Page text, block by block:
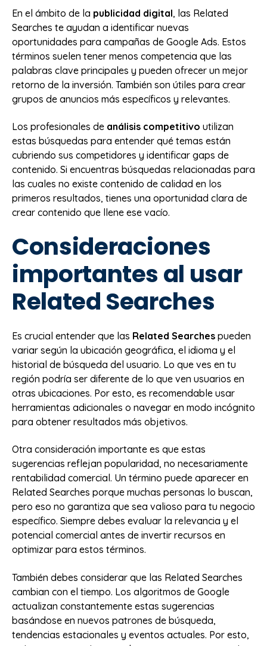
En el ámbito de la publicidad digital, las Related
Searches te ayudan a identificar nuevas
oportunidades para campañas de Google Ads. Estos
términos suelen tener menos competencia que las
palabras clave principales y pueden ofrecer un mejor
retorno de la inversión. También son útiles para crear
grupos de anuncios más específicos y relevantes.
Los profesionales de análisis competitivo utilizan
estas búsquedas para entender qué temas están
cubriendo sus competidores y identificar gaps de
contenido. Si encuentras búsquedas relacionadas para
las cuales no existe contenido de calidad en los
primeros resultados, tienes una oportunidad clara de
crear contenido que llene ese vacío.
Consideraciones
importantes al usar
Related Searches
Es crucial entender que las Related Searches pueden
variar según la ubicación geográfica, el idioma y el
historial de búsqueda del usuario. Lo que ves en tu
región podría ser diferente de lo que ven usuarios en
otras ubicaciones. Por esto, es recomendable usar
herramientas adicionales o navegar en modo incógnito
para obtener resultados más objetivos.
Otra consideración importante es que estas
sugerencias reflejan popularidad, no necesariamente
rentabilidad comercial. Un término puede aparecer en
Related Searches porque muchas personas lo buscan,
pero eso no garantiza que sea valioso para tu negocio
específico. Siempre debes evaluar la relevancia y el
potencial comercial antes de invertir recursos en
optimizar para estos términos.
También debes considerar que las Related Searches
cambian con el tiempo. Los algoritmos de Google
actualizan constantemente estas sugerencias
basándose en nuevos patrones de búsqueda,
tendencias estacionales y eventos actuales. Por esto,